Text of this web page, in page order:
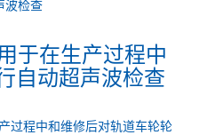
于在生产过程中
自动超声波检查
过程中和维修后对轨道车轮轮